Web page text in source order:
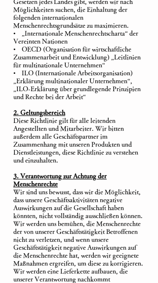
Gesetzen jedes Landes gibt, werden wir nach
Möglichkeiten suchen, die Einhaltung der
folgenden internationalen
Menschenrechtsgrundsätze zu maximieren.
• „Internationale Menschenrechtscharta“ der
Vereinten Nationen
• OECD (Organisation für wirtschaftliche
Zusammenarbeit und Entwicklung) „Leitlinien
für multinationale Unternehmen“
• ILO (Internationale Arbeitsorganisation)
„Erklärung multinationaler Unternehmen“,
„ILO-Erklärung über grundlegende Prinzipien
und Rechte bei der Arbeit“
2. Geltungsbereich
Diese Richtlinie gilt für alle leitenden
Angestellten und Mitarbeiter. Wir bitten
außerdem alle Geschäftspartner im
Zusammenhang mit unseren Produkten und
Dienstleistungen, diese Richtlinie zu verstehen
und einzuhalten.
3. Verantwortung zur Achtung der
Menschenrechte
Wir sind uns bewusst, dass wir die Möglichkeit,
dass unsere Geschäftsaktivitäten negative
Auswirkungen auf die Gesellschaft haben
könnten, nicht vollständig ausschließen können.
Wir werden uns bemühen, die Menschenrechte
der von unserer Geschäftstätigkeit Betroffenen
nicht zu verletzen, und wenn unsere
Geschäftstätigkeit negative Auswirkungen auf
die Menschenrechte hat, werden wir geeignete
Maßnahmen ergreifen, um diese zu korrigieren.
Wir werden eine Lieferkette aufbauen, die
unserer Verantwortung nachkommt